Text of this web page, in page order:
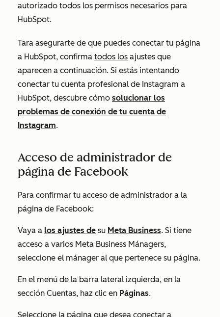
autorizado todos los permisos necesarios para
HubSpot.
Tara asegurarte de que puedes conectar tu página
a HubSpot, confirma todos los ajustes que
aparecen a continuación. Si estás intentando
conectar tu cuenta profesional de Instagram a
HubSpot, descubre cómo solucionar los
problemas de conexión de tu cuenta de
Instagram.
Acceso de administrador de
página de Facebook
Para confirmar tu acceso de administrador a la
página de Facebook:
Vaya a los ajustes de su Meta Business. Si tiene
acceso a varios Meta Business Mánagers,
seleccione el mánager al que pertenece su página.
En el menú de la barra lateral izquierda, en la
sección Cuentas, haz clic en Páginas.
Seleccione la página que desea conectar a